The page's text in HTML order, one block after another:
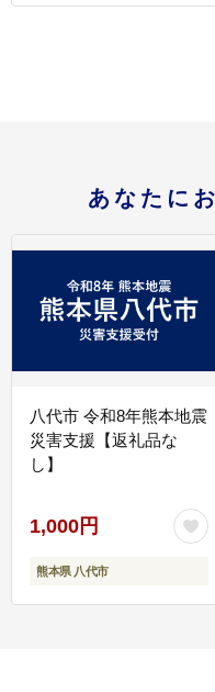
食 バーベキュー 神奈川
あなたに
八代市 令和8年熊本地震
災害支援【返礼品な
し】
1,000円
熊本県 八代市